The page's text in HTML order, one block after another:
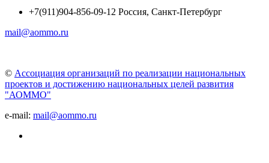
+7(911)904-856-09-12 Россия, Санкт-Петербург
mail@aommo.ru
© Ассоциация организаций по реализации национальных
проектов и достижению национальных целей развития
"АОММО"
e-mail: mail@aommo.ru